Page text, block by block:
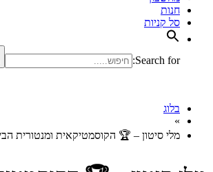
חנות
סל קניות
Search for:
בלוג
»
מלי סיטון – 🏆 הקוסמטיקאית ומנטורית הביוטי של ישראל